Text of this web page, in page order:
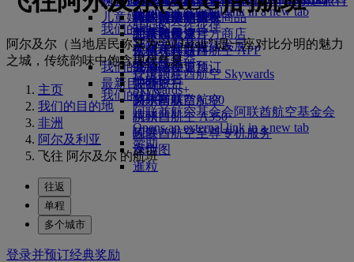
豪华经济舱用餐
经济舱美食
饮料
我们的机队
波音777
阿联酋航空A380
阿联酋航空 A350
阿联酋航空至尊专机服务
座位图
阿联酋航空免税商品
阿联酋航空官方商店
儿童娱乐
儿童娱乐
儿童玩具
儿童活动
link in a new tab
我们的地球
运营方面可持续发展
环保政策
环境报告
我们的社区
阿联酋航空基金会阿联酋航空基金会
Opens an external link in a new tab
赞助
飞往迪拜的航班
北京飞往迪拜
广州飞往迪拜
上海飞往迪拜
最新目的地
赫尔辛基
杭州
岘港
深圳
暹粒
Opens an external link in a new tab
我们的合作伙伴
Skywards Rail
里程计算器
登录阿联酋航空 Skywards
Skywards+
特殊帮助和请求
你的机上体验
工具和资源
手机和阿联酋航空 APP
取消或变更预订
中断旅行
关于阿联酋航空
阿尔及尔（当地居民称其为“Al Jazair”)是一座对比分明的魅力
之城，传统韵味中饱含现代气息。
主页
我们的目的地
非洲
阿尔及利亚
飞往 阿尔及尔 的航班
往返
单程
多个城市
登录并预订经典奖励